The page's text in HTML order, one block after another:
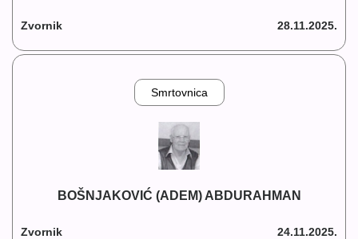
Zvornik 28.11.2025.
Smrtovnica
BOŠNJAKOVIĆ (ADEM) ABDURAHMAN
Zvornik 24.11.2025.